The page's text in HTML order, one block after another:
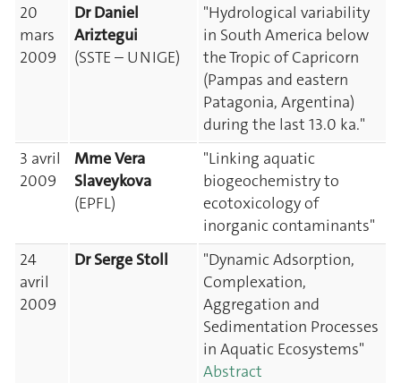
20
mars
2009
Dr Daniel
Ariztegui
(SSTE – UNIGE)
"Hydrological variability
in South America below
the Tropic of Capricorn
(Pampas and eastern
Patagonia, Argentina)
during the last 13.0 ka."
3 avril
2009
Mme Vera
Slaveykova
(EPFL)
"Linking aquatic
biogeochemistry to
ecotoxicology of
inorganic contaminants"
24
avril
2009
Dr Serge Stoll
"Dynamic Adsorption,
Complexation,
Aggregation and
Sedimentation Processes
in Aquatic Ecosystems"
Abstract